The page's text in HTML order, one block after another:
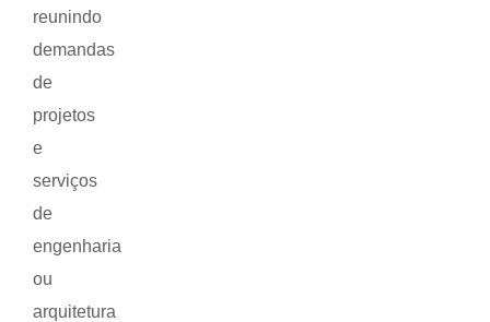
reunindo
demandas
de
projetos
e
serviços
de
engenharia
ou
arquitetura